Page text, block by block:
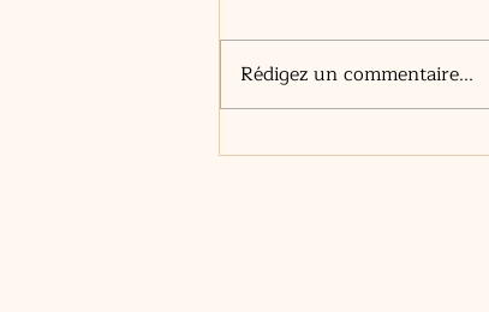
Le houblon
Rédigez un commentaire...